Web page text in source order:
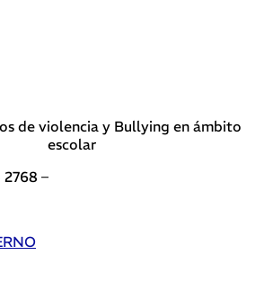
de violencia y Bullying en ámbito
escolar
2768 –